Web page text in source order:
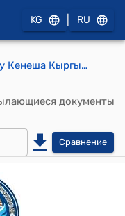
KG RU
Постановление Жогорку Кенеша Кыргызской Республики от 22 июня 2023 года № 1312-VII "О принятии во втором чтении проекта конституционного Закона Кыргызской Республики "О вопросах перечисления прибыли Национального банка Кыргызской Республики"
документы
Сравнение